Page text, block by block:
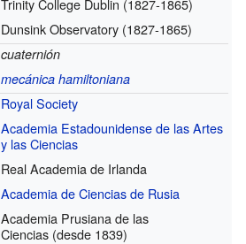
Dunsink Observatory (1827-1865)
cuaternión
mecánica hamiltoniana
Royal Society
Academia Estadounidense de las Artes
y las Ciencias
Real Academia de Irlanda
Academia de Ciencias de Rusia
Academia Prusiana de las
Ciencias (desde 1839)